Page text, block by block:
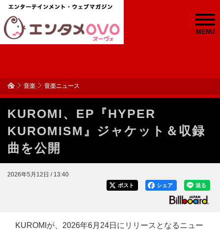
MENU
音楽 音楽ニュース
KUROMI、EP『HYPER
KUROMISM』ジャケット＆収録
曲を公開
2026年5月12日 / 13:40
送る
シェア
ポスト
KUROMIが、2026年6月24日にリリースとなるニュー